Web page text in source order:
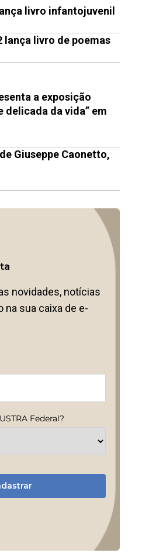
livro infantojuvenil
lança livro de poemas
a exposição
delicada da vida” em
Giuseppe Caonetto,
novidades, notícias
sua caixa de e-
Federal?